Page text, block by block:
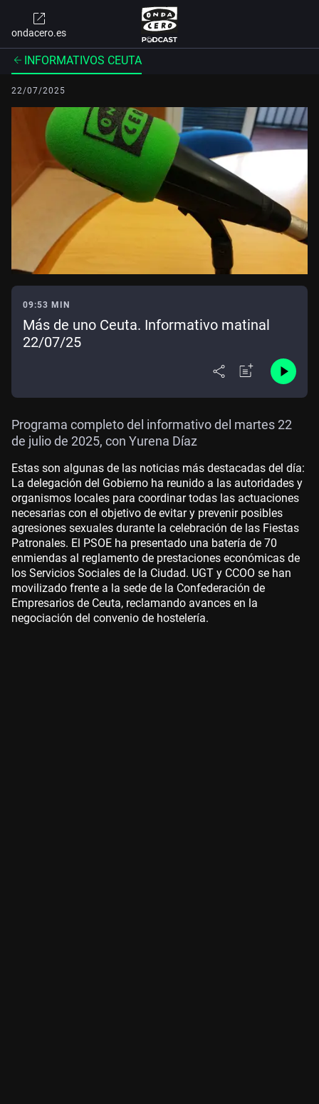
ondacero.es
INFORMATIVOS CEUTA
22/07/2025
09:53 MIN
Más de uno Ceuta. Informativo matinal
22/07/25
Programa completo del informativo del martes 22
de julio de 2025, con Yurena Díaz
Estas son algunas de las noticias más destacadas del día:
La delegación del Gobierno ha reunido a las autoridades y
organismos locales para coordinar todas las actuaciones
necesarias con el objetivo de evitar y prevenir posibles
agresiones sexuales durante la celebración de las Fiestas
Patronales. El PSOE ha presentado una batería de 70
enmiendas al reglamento de prestaciones económicas de
los Servicios Sociales de la Ciudad. UGT y CCOO se han
movilizado frente a la sede de la Confederación de
Empresarios de Ceuta, reclamando avances en la
negociación del convenio de hostelería.